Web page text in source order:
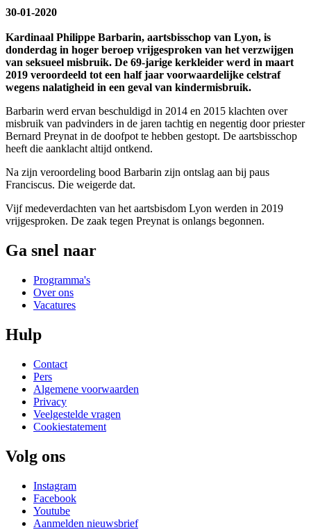
30-01-2020
Kardinaal Philippe Barbarin, aartsbisschop van Lyon, is
donderdag in hoger beroep vrijgesproken van het verzwijgen
van seksueel misbruik. De 69-jarige kerkleider werd in maart
2019 veroordeeld tot een half jaar voorwaardelijke celstraf
wegens nalatigheid in een geval van kindermisbruik.
Barbarin werd ervan beschuldigd in 2014 en 2015 klachten over
misbruik van padvinders in de jaren tachtig en negentig door priester
Bernard Preynat in de doofpot te hebben gestopt. De aartsbisschop
heeft die aanklacht altijd ontkend.
Na zijn veroordeling bood Barbarin zijn ontslag aan bij paus
Franciscus. Die weigerde dat.
Vijf medeverdachten van het aartsbisdom Lyon werden in 2019
vrijgesproken. De zaak tegen Preynat is onlangs begonnen.
Ga snel naar
Programma's
Over ons
Vacatures
Hulp
Contact
Pers
Algemene voorwaarden
Privacy
Veelgestelde vragen
Cookiestatement
Volg ons
Instagram
Facebook
Youtube
Aanmelden nieuwsbrief